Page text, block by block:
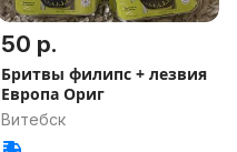
50 р.
Бритвы филипс + лезвия
Европа Ориг
Витебск